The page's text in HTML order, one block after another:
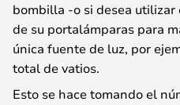
bombilla -o si desea
de su portalámparas para
única fuente de luz, por
total de vatios.
Esto se hace tomando el